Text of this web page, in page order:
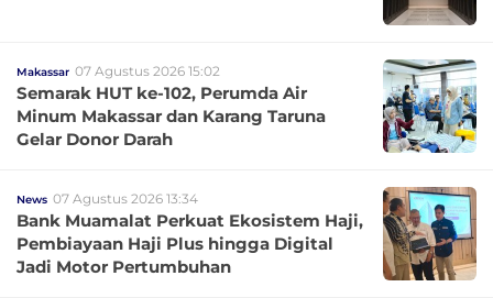
Makassar 07 Agustus 2026 15:02
Semarak HUT ke-102, Perumda Air
Minum Makassar dan Karang Taruna
Gelar Donor Darah
News 07 Agustus 2026 13:34
Bank Muamalat Perkuat Ekosistem Haji,
Pembiayaan Haji Plus hingga Digital
Jadi Motor Pertumbuhan